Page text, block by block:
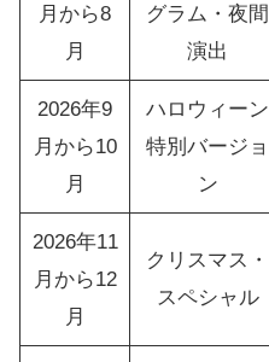
月から8
月
グラム・夜間
演出
2026年9
月から10
月
ハロウィーン
特別バージョ
ン
2026年11
月から12
月
クリスマス・
スペシャル